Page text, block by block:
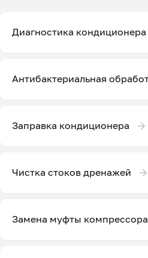
Диагностика кондиционера
Антибактериальная
Заправка кондиционера
Чистка стоков дренажей
Замена муфты компрессора